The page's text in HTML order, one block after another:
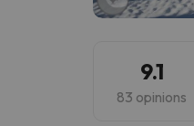
9.1
83 opinions